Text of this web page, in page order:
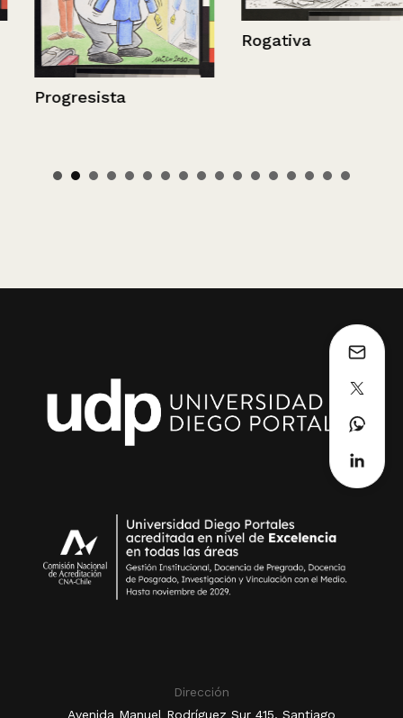
Progresista
Rogativa
Dirección
Avenida Manuel Rodríguez Sur 415, Santiago